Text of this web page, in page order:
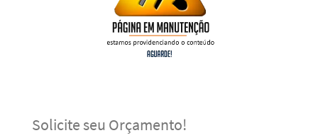
Solicite seu Orçamento!